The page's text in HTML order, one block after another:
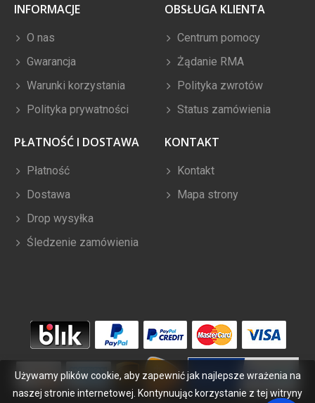
INFORMACJE
O nas
Gwarancja
Warunki korzystania
Polityka prywatności
OBSŁUGA KLIENTA
Centrum pomocy
Żądanie RMA
Polityka zwrotów
Status zamówienia
PŁATNOŚĆ I DOSTAWA
Płatność
Dostawa
Drop wysyłka
Śledzenie zamówienia
KONTAKT
Kontakt
Mapa strony
Używamy plików cookie, aby zapewnić jak najlepsze wrażenia na
naszej stronie internetowej. Kontynuując korzystanie z tej witryny